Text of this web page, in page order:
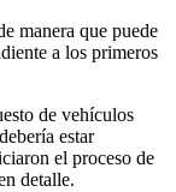
manera que puede
a los primeros
de vehículos
estar
el proceso de
detalle.